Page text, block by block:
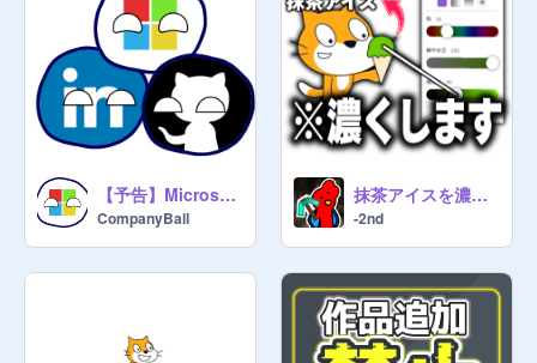
【予告】Microsoftの買収経験は？
CompanyBall
抹茶アイスを濃くしてみた
-2nd